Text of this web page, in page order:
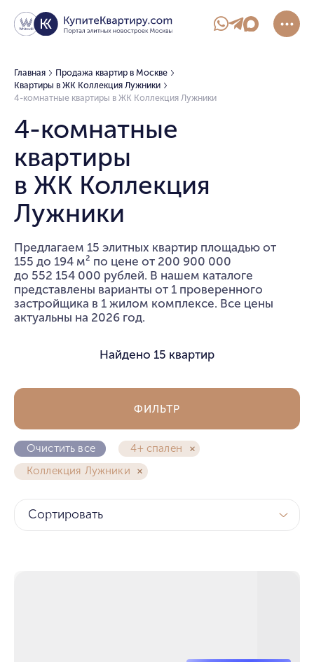
Главная
Продажа квартир в Москве
Квартиры в ЖК Коллекция Лужники
4-комнатные квартиры в ЖК Коллекция Лужники
4-комнатные
квартиры
в ЖК Коллекция
Лужники
Предлагаем 15 элитных квартир площадью от
155 до 194 м² по цене от 200 900 000
до 552 154 000 рублей. В нашем каталоге
представлены варианты от 1 проверенного
застройщика в 1 жилом комплексе. Все цены
актуальны на 2026 год.
Найдено 15 квартир
Очистить все
4+ спален
Коллекция Лужники
ФИЛЬТР
Сортировать